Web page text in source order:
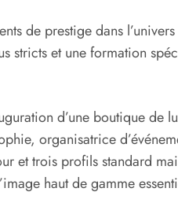
de prestige dans
stricts et une formation
d’une boutique de
organisatrice
et trois profils standard
haut de gamme